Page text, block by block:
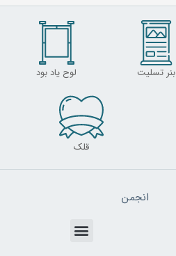
بنر تسلیت لوح یاد بود
قلک
انجمن
Menu